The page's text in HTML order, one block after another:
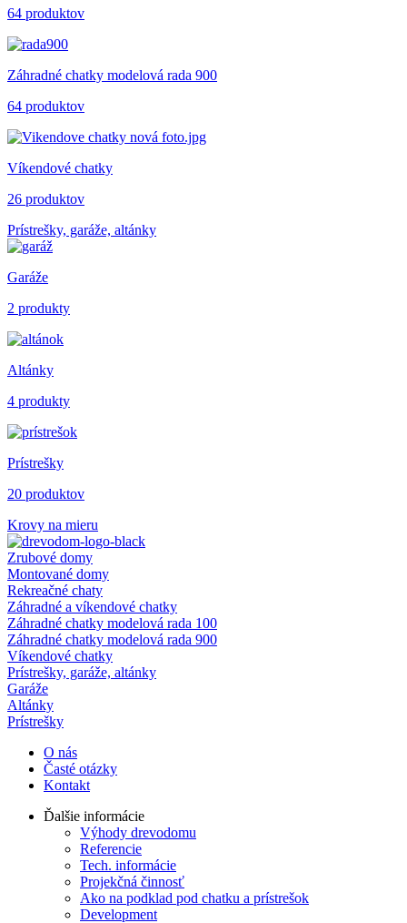
64 produktov
Záhradné chatky modelová rada 900
64 produktov
Víkendové chatky
26 produktov
Prístrešky, garáže, altánky
Garáže
2 produkty
Altánky
4 produkty
Prístrešky
20 produktov
Krovy na mieru
Zrubové domy
Montované domy
Rekreačné chaty
Záhradné a víkendové chatky
Záhradné chatky modelová rada 100
Záhradné chatky modelová rada 900
Víkendové chatky
Prístrešky, garáže, altánky
Garáže
Altánky
Prístrešky
O nás
Časté otázky
Kontakt
Ďalšie informácie
Výhody drevodomu
Referencie
Tech. informácie
Projekčná činnosť
Ako na podklad pod chatku a prístrešok
Development